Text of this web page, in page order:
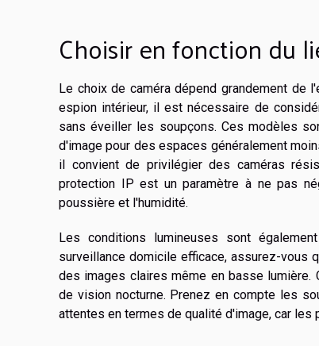
Choisir en fonction du
Le choix de caméra dépend grandement de
espion intérieur, il est nécessaire de
sans éveiller les soupçons. Ces modèles
d'image pour des espaces généralement
il convient de privilégier des caméras
protection IP est un paramètre à ne pas
poussière et l'humidité.
Les conditions lumineuses sont
surveillance domicile efficace, assurez-vous
des images claires même en basse
de vision nocturne. Prenez en compte les
attentes en termes de qualité d'image, car les